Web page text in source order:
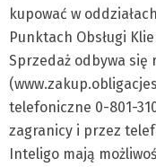
kupować w
Punktach Obsługi
Sprzedaż odbywa
telefoniczne 0-801-
zagranicy i przez
Inteligo mają